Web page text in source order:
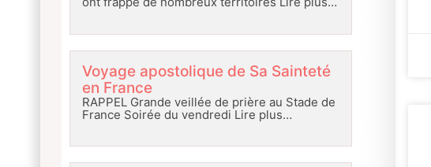
Voyage apostolique de Sa Sainteté
en France
RAPPEL Grande veillée de prière au Stade de
France Soirée du vendredi Lire plus…